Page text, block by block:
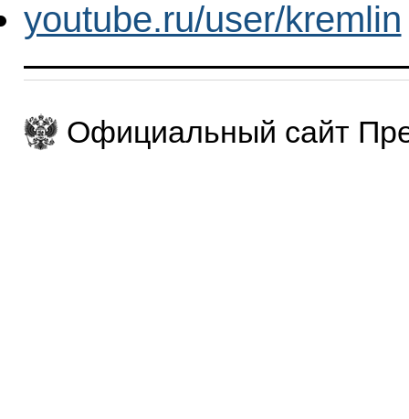
youtube.ru/user/kremlin
Официальный сайт